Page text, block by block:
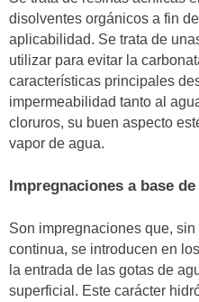
disolventes orgánicos a fin
aplicabilidad. Se trata de
utilizar para evitar la
características principales
impermeabilidad tanto al
cloruros, su buen aspecto
vapor de agua.
Impregnaciones a base
Son impregnaciones que,
continua, se introducen en
la entrada de las gotas de
superficial. Este carácter